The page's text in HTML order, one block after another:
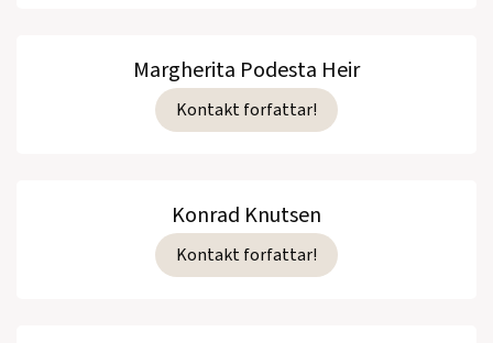
Margherita Podesta Heir
Kontakt forfattar!
Konrad Knutsen
Kontakt forfattar!